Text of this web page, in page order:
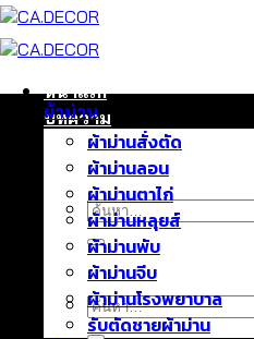
ข้าม
ยัง
หน้าแรก
บทความ
ติดต่อเรา
เกี่ยวกับเรา
ค้นหา:
ค้นหา:
ผ้าม่าน
ผ้าม่านสั่งตัด
ผ้าม่านลอน
ผ้าม่านตาไก่
ผ้าม่านหลุยส์
ผ้าม่านพับ
ผ้าม่านจีบ
ผ้าม่านโรงพยาบาล
รับตัดชายผ้าม่าน